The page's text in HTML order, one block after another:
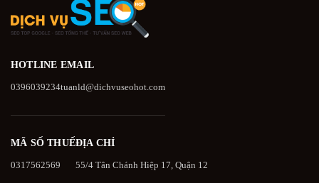
HOTLINE
0396039234
EMAIL
tuanld@dichvuseohot.com
MÃ SỐ THUẾ
0317562569
ĐỊA CHỈ
55/4 Tân Chánh Hiệp 17, Quận 12